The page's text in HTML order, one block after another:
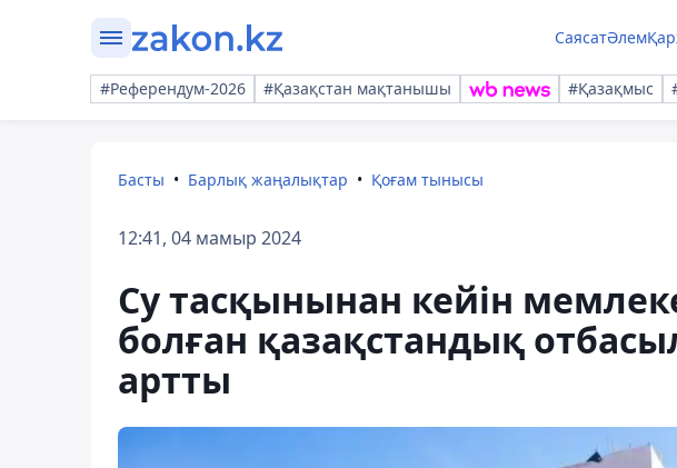
СаясатӘлем
#Референдум-2026 #Қазақстан мақтанышы #Қазақмыс
Басты Барлық жаңалықтар Қоғам тынысы
12:41, 04 мамыр 2024
Су тасқынынан кейін
болған қазақстандық
артты